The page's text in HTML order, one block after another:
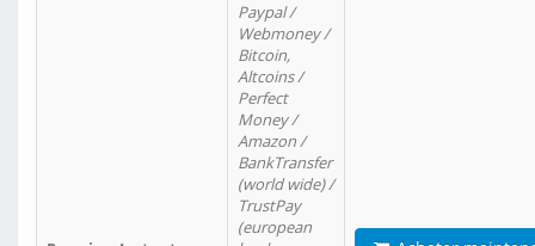
Paypal /
Webmoney /
Bitcoin,
Altcoins /
Perfect
Money /
Amazon /
BankTransfer
(world wide) /
TrustPay
(european